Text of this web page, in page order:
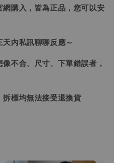
購入，皆為正品，您可以安
內私訊聊聊反應～
不合、尺寸、下單錯誤者，
標均無法接受退換貨